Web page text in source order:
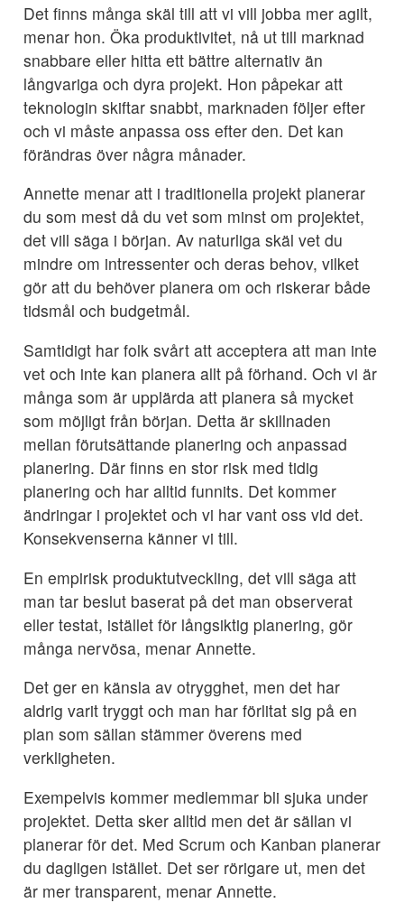
Det finns många skäl till att vi vill jobba mer agilt,
menar hon. Öka produktivitet, nå ut till marknad
snabbare eller hitta ett bättre alternativ än
långvariga och dyra projekt. Hon påpekar att
teknologin skiftar snabbt, marknaden följer efter
och vi måste anpassa oss efter den. Det kan
förändras över några månader.
Annette menar att i traditionella projekt planerar
du som mest då du vet som minst om projektet,
det vill säga i början. Av naturliga skäl vet du
mindre om intressenter och deras behov, vilket
gör att du behöver planera om och riskerar både
tidsmål och budgetmål.
Samtidigt har folk svårt att acceptera att man inte
vet och inte kan planera allt på förhand. Och vi är
många som är upplärda att planera så mycket
som möjligt från början. Detta är skillnaden
mellan förutsättande planering och anpassad
planering. Där finns en stor risk med tidig
planering och har alltid funnits. Det kommer
ändringar i projektet och vi har vant oss vid det.
Konsekvenserna känner vi till.
En empirisk produktutveckling, det vill säga att
man tar beslut baserat på det man observerat
eller testat, istället för långsiktig planering, gör
många nervösa, menar Annette.
Det ger en känsla av otrygghet, men det har
aldrig varit tryggt och man har förlitat sig på en
plan som sällan stämmer överens med
verkligheten.
Exempelvis kommer medlemmar bli sjuka under
projektet. Detta sker alltid men det är sällan vi
planerar för det. Med Scrum och Kanban planerar
du dagligen istället. Det ser rörigare ut, men det
är mer transparent, menar Annette.